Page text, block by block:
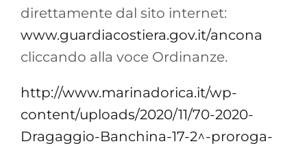
direttamente dal sito internet:
www.guardiacostiera.gov.it/ancona
cliccando alla voce Ordinanze.
http://www.marinadorica.it/wp-
content/uploads/2020/11/70-2020-
Dragaggio-Banchina-17-2^-proroga-